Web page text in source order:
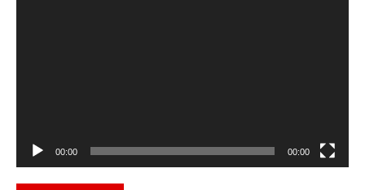
00:00 00:00